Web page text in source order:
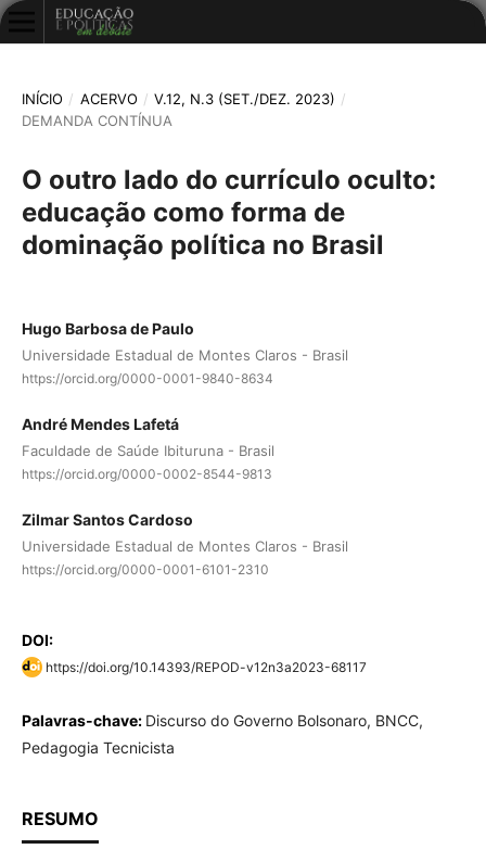
INÍCIO / ACERVO / V.12, N.3 (SET./DEZ. 2023) /
DEMANDA CONTÍNUA
O outro lado do currículo oculto:
educação como forma de
dominação política no Brasil
Hugo Barbosa de Paulo
Universidade Estadual de Montes Claros - Brasil
https://orcid.org/0000-0001-9840-8634
André Mendes Lafetá
Faculdade de Saúde Ibituruna - Brasil
https://orcid.org/0000-0002-8544-9813
Zilmar Santos Cardoso
Universidade Estadual de Montes Claros - Brasil
https://orcid.org/0000-0001-6101-2310
DOI:
https://doi.org/10.14393/REPOD-v12n3a2023-68117
Palavras-chave: Discurso do Governo Bolsonaro, BNCC,
Pedagogia Tecnicista
RESUMO